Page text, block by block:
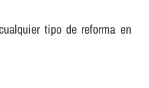
tipo de reforma en